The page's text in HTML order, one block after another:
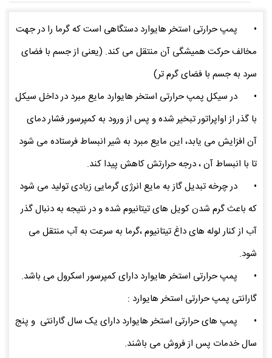
•
پمپ حرارتی استخر هایوارد دستگاهی است که گرما را در جهت
مخالف حرکت همیشگی آن منتقل می کند. (یعنی از جسم با فضای
سرد به جسم با فضای گرم تر)
•
در سیکل پمپ حرارتی استخر هایوارد مایع مبرد در داخل سیکل
با گذر از اواپراتور تبخیر شده و پس از ورود به کمپرسور فشار دمای
آن افزایش می یابد، این مایع مبرد به شیر انبساط فرستاده می شود
تا با انبساط آن ، درجه حرارتش کاهش پیدا کند.
•
در چرخه تبدیل گاز به مایع انرژی گرمایی زیادی تولید می شود
که باعث گرم شدن کویل های تیتانیوم شده و در نتیجه به دنبال گذر
آب از کنار لوله های داغ تیتانیوم ،گرما به سرعت به آب منتقل می
شود.
•
پمپ حرارتی استخر هایوارد دارای کمپرسور اسکرول می باشد.
گارانتی پمپ حرارتی استخر هایوارد :
•
پمپ های حرارتی استخر هایوارد دارای یک سال گارانتی و پنج
سال خدمات پس از فروش می باشند.